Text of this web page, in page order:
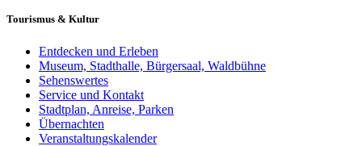
Tourismus & Kultur
Entdecken und Erleben
Museum, Stadthalle, Bürgersaal, Waldbühne
Sehenswertes
Service und Kontakt
Stadtplan, Anreise, Parken
Übernachten
Veranstaltungskalender